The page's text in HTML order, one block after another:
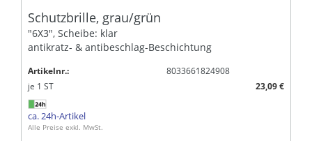
Schutzbrille, grau/grün
"6X3", Scheibe: klar
antikratz- & antibeschlag-Beschichtung
Artikelnr.:
8033661824908
je 1 ST 23,09 €
ca. 24h-Artikel
Alle Preise exkl. MwSt.